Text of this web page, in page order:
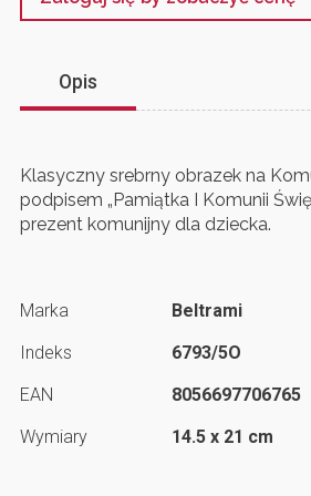
Opis
Klasyczny srebrny obrazek na
podpisem „Pamiątka I Komunii
prezent komunijny dla dziecka.
Marka
Beltrami
Indeks
6793/5O
EAN
8056697706765
Wymiary
14.5 x 21 cm